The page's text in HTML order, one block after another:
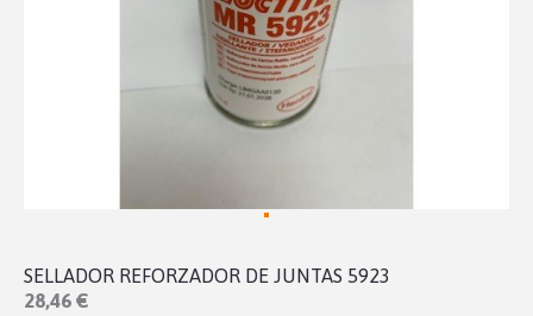
SELLADOR REFORZADOR DE JUNTAS 5923
28,46 €